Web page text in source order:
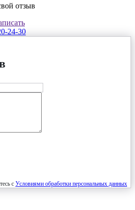
отзыв
24-30
с Условиями обработки персональных данных